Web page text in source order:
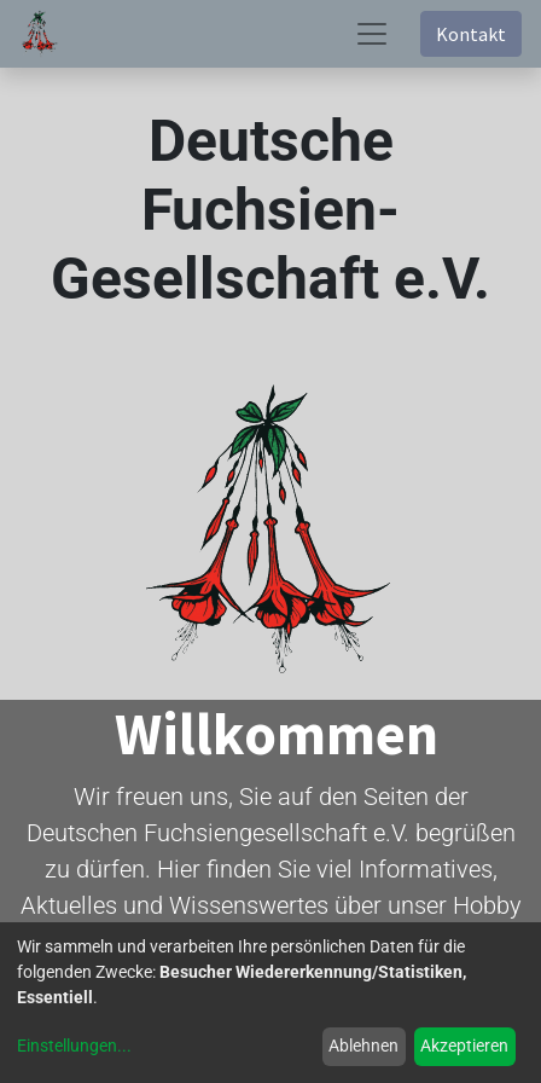
Kontakt
Deutsche
Fuchsien-
Gesellschaft e.V.
Willkommen
Wir freuen uns, Sie auf den Seiten der
Deutschen Fuchsiengesellschaft e.V. begrüßen
zu dürfen. Hier finden Sie viel Informatives,
Aktuelles und Wissenswertes über unser Hobby
- die Fuchsie.
Wir sammeln und verarbeiten Ihre persönlichen Daten für die
folgenden Zwecke: Besucher Wiedererkennung/Statistiken,
Essentiell .
Einstellungen... Ablehnen Akzeptieren